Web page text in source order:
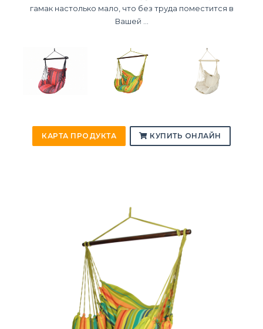
гамак настолько мало, что без труда поместится в
Вашей ...
КАРТА ПРОДУКТА КУПИТЬ ОНЛАЙН